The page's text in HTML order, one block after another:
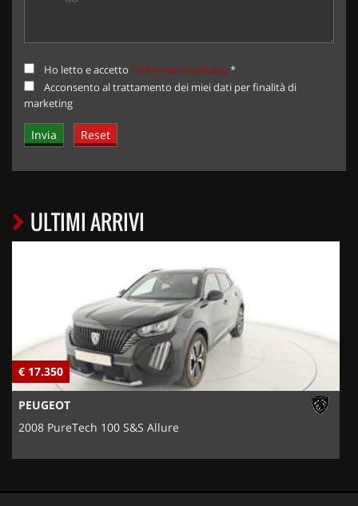
Ho letto e accetto l'informativa privacy*
Acconsento al trattamento dei miei dati per finalità di
marketing
ULTIMI ARRIVI
€ 17.350
PEUGEOT
2008 PureTech 100 S&S Allure